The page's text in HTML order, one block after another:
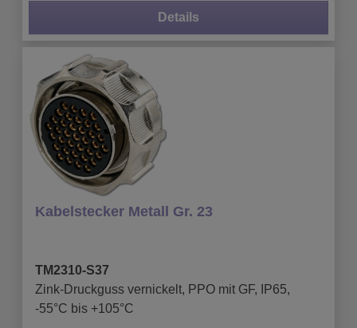
Details
Kabelstecker Metall Gr. 23
TM2310-S37
Zink-Druckguss vernickelt, PPO mit GF, IP65,
-55°C bis +105°C